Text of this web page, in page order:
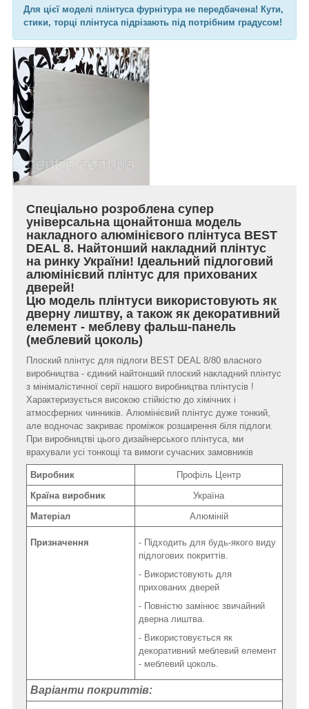
Для цієї моделі плінтуса фурнітура не передбачена! Кути,
стики, торці плінтуса підрізають під потрібним градусом!
Спеціально розроблена супер
універсальна щонайтонша модель
накладного алюмінієвого плінтуса BEST
DEAL 8. Найтонший накладний плінтус
на ринку України! Ідеальний підлоговий
алюмінієвий плінтус для прихованих
дверей!
Цю модель плінтуси використовують як
дверну лиштву, а також як декоративний
елемент - меблеву фальш-панель
(меблевий цоколь)
Плоский плінтус для підлоги BEST DEAL 8/80 власного
виробництва - єдиний найтонший плоский накладний плінтус
з мінімалістичної серії нашого виробництва плінтусів !
Характеризується високою стійкістю до хімічних і
атмосферних чинників. Алюмінієвий плінтус дуже тонкий,
але водночас закриває проміжок розширення біля підлоги.
При виробництві цього дизайнерського плінтуса, ми
врахували усі тонкощі та вимоги сучасних замовників
Виробник
Профіль Центр
Країна виробник
Україна
Матеріал
Алюміній
Призначення
- Підходить для будь-якого виду
підлогових покриттів.
- Використовують для
прихованих дверей
- Повністю замінює звичайний
дверна лиштва.
- Використовується як
декоративний меблевий елемент
- меблевий цоколь.
Варіанти покриттів: